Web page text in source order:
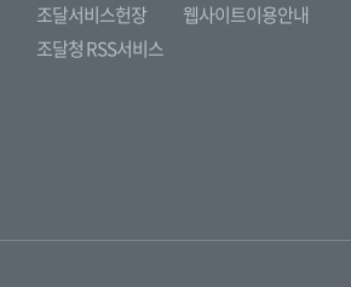
조달서비스헌장
웹사이트이용안내
조달청 RSS서비스